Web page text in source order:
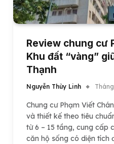
Review chung cư
Khu đất “vàng”
Thạnh
Nguyễn Thùy Linh
Chung cư Phạm Viết
và thiết kế theo tiêu
từ 6 – 15 tầng, cung cấp
căn hộ sống có diện tích